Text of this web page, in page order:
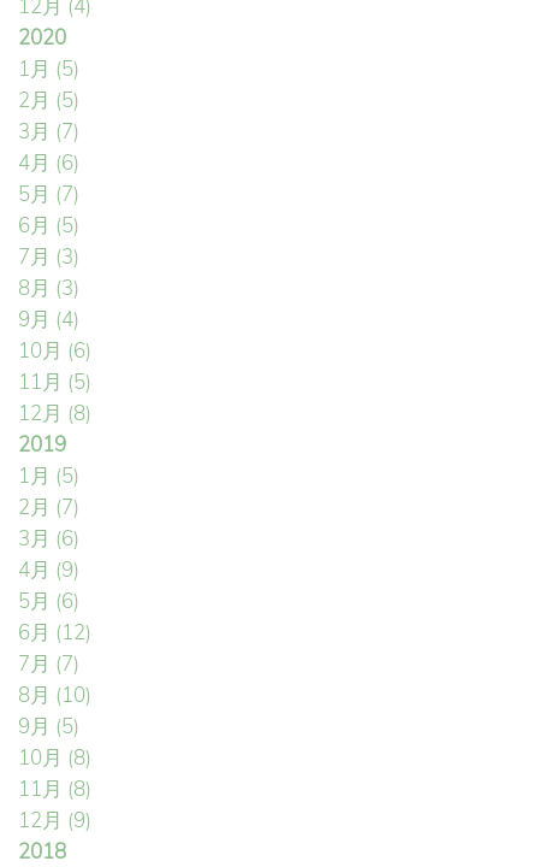
12月 (4)
2020
1月 (5)
2月 (5)
3月 (7)
4月 (6)
5月 (7)
6月 (5)
7月 (3)
8月 (3)
9月 (4)
10月 (6)
11月 (5)
12月 (8)
2019
1月 (5)
2月 (7)
3月 (6)
4月 (9)
5月 (6)
6月 (12)
7月 (7)
8月 (10)
9月 (5)
10月 (8)
11月 (8)
12月 (9)
2018